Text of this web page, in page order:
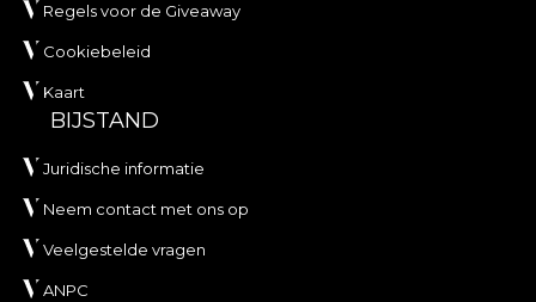
Regels voor de Giveaway
Cookiebeleid
Kaart
BIJSTAND
Juridische informatie
Neem contact met ons op
Veelgestelde vragen
ANPC